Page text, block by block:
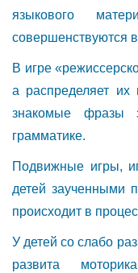
языкового
совершенствуются
В игре
а распределяет их
знакомые
грамматике.
Подвижные игры,
детей заученными
происходит в
У детей со слабо
развита